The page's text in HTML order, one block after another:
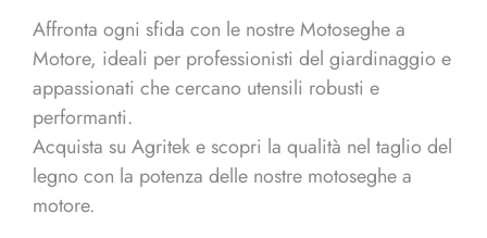
Affronta ogni sfida con le nostre Motoseghe a
Motore, ideali per professionisti del giardinaggio e
appassionati che cercano utensili robusti e
performanti.
Acquista su Agritek e scopri la qualità nel taglio del
legno con la potenza delle nostre motoseghe a
motore.